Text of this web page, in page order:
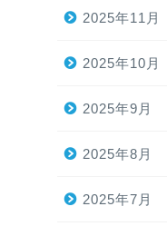
2025年11月
2025年10月
2025年9月
2025年8月
2025年7月